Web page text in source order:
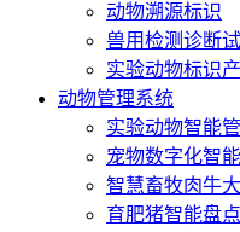
动物溯源标识
兽用检测诊断
实验动物标识
动物管理系统
实验动物智能
宠物数字化智
智慧畜牧肉牛
育肥猪智能盘